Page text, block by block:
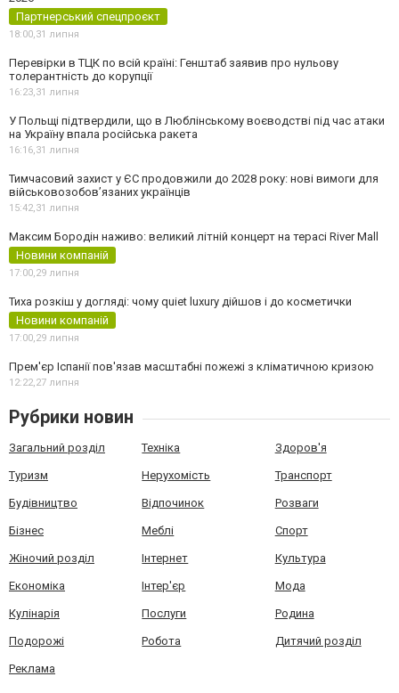
Партнерський спецпроєкт
18:00,31 липня
Перевірки в ТЦК по всій країні: Генштаб заявив про нульову
толерантність до корупції
16:23,31 липня
У Польщі підтвердили, що в Люблінському воєводстві під час атаки
на Україну впала російська ракета
16:16,31 липня
Тимчасовий захист у ЄС продовжили до 2028 року: нові вимоги для
військовозобов’язаних українців
15:42,31 липня
Максим Бородін наживо: великий літній концерт на терасі River Mall
Новини компаній
17:00,29 липня
Тиха розкіш у догляді: чому quiet luxury дійшов і до косметички
Новини компаній
17:00,29 липня
Прем'єр Іспанії пов'язав масштабні пожежі з кліматичною кризою
12:22,27 липня
Рубрики новин
Загальний розділ Техніка Здоров'я
Туризм Нерухомість Транспорт
Будівництво Відпочинок Розваги
Бізнес Меблі Спорт
Жіночий розділ Інтернет Культура
Економіка Інтер'єр Мода
Кулінарія Послуги Родина
Подорожі Робота Дитячий розділ
Реклама